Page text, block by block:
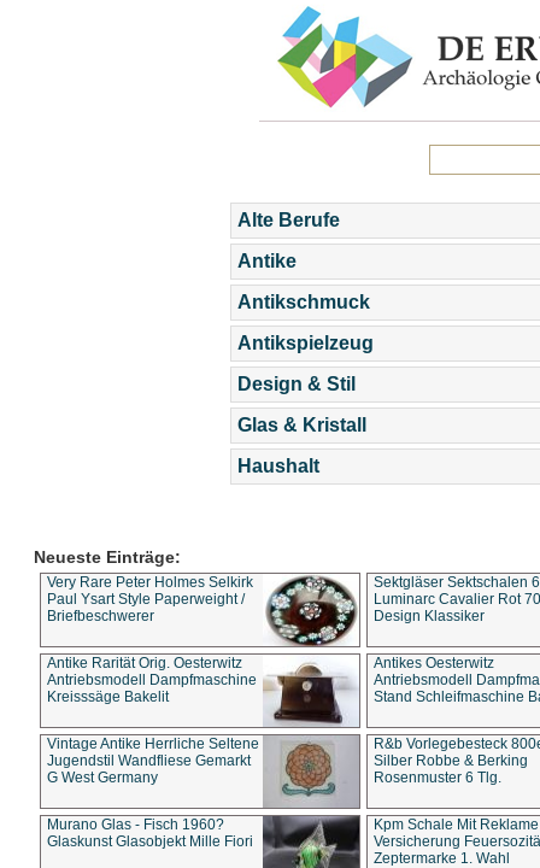
Alte Berufe
Antike
Antikschmuck
Antikspielzeug
Design & Stil
Glas & Kristall
Haushalt
Neueste Einträge:
Very Rare Peter Holmes Selkirk
Paul Ysart Style Paperweight /
Briefbeschwerer
Sektgläser Sektschalen
Luminarc Cavalier Rot
Design Klassiker
Antike Rarität Orig. Oesterwitz
Antriebsmodell Dampfmaschine
Kreisssäge Bakelit
Antikes Oesterwitz
Antriebsmodell
Stand Schleifmaschine
Vintage Antike Herrliche Seltene
Jugendstil Wandfliese Gemarkt
G West Germany
R&b Vorlegebesteck
Silber Robbe & Berking
Rosenmuster 6 Tlg.
Murano Glas - Fisch 1960?
Glaskunst Glasobjekt Mille Fiori
Kpm Schale Mit Reklame
Versicherung
Zeptermarke 1. Wahl